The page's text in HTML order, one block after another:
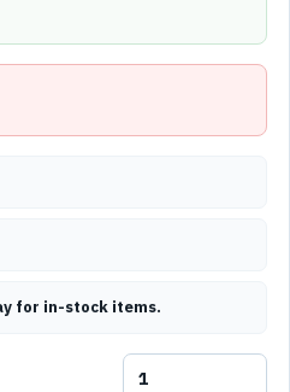
for in-stock items.